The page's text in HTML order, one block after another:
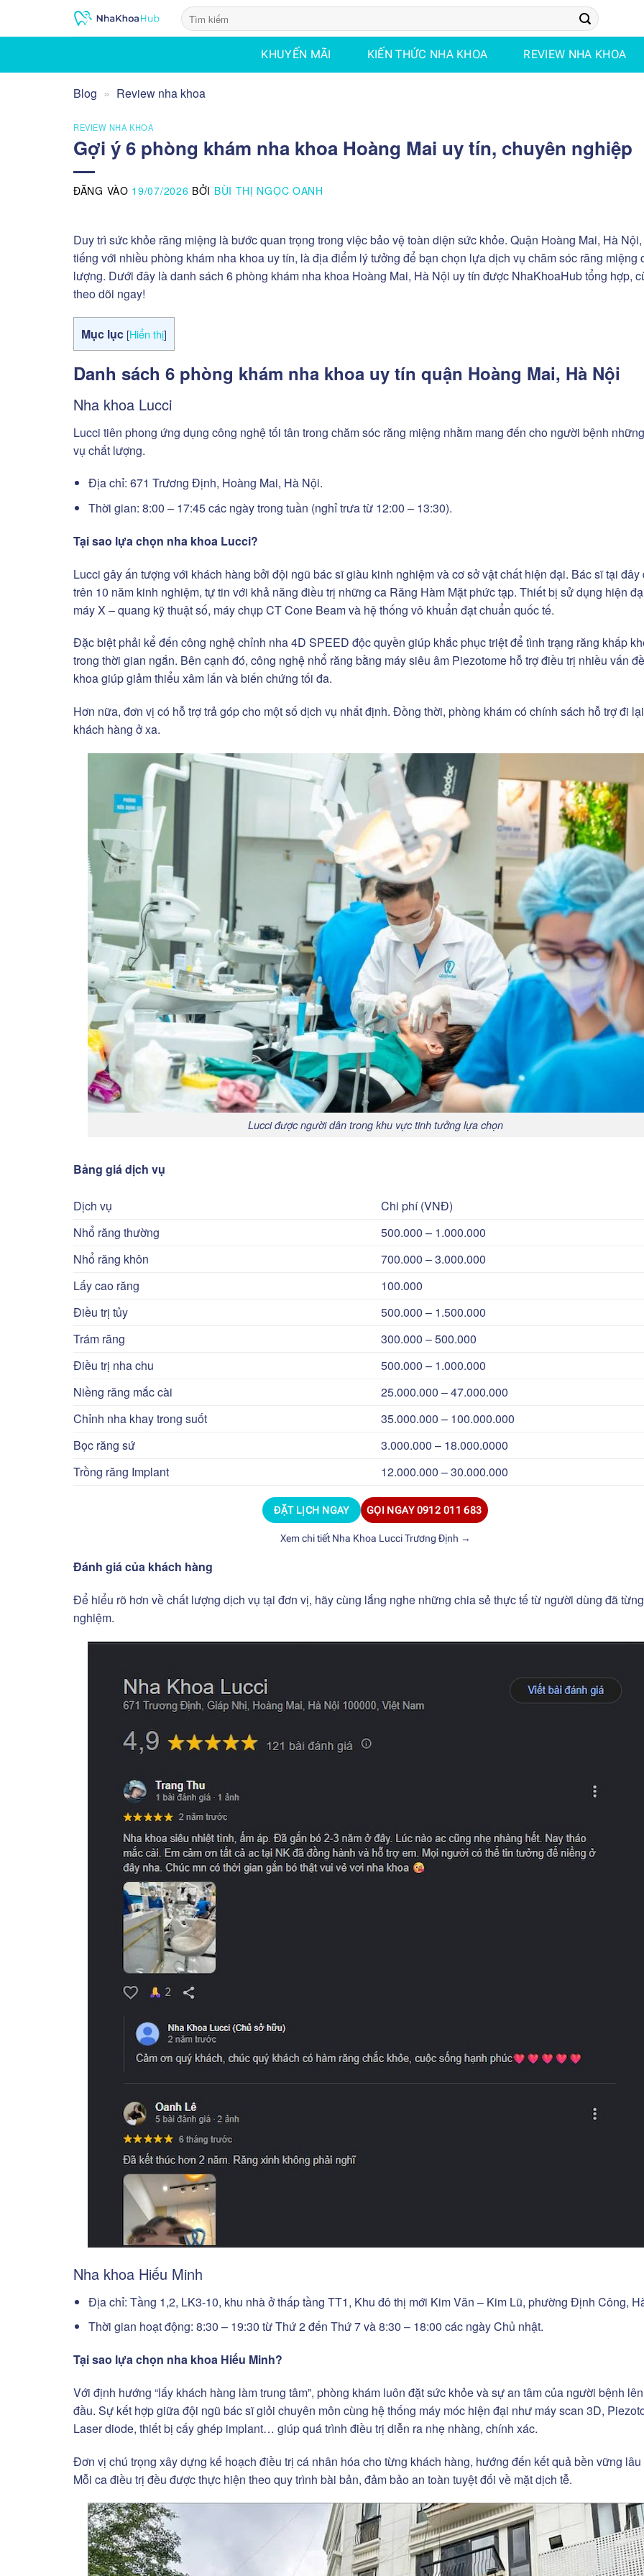
KHUYẾN MÃI KIẾN THỨC NHA KHOA REVIEW NHA KHOA
Blog » Review nha khoa
REVIEW NHA KHOA
Gợi ý 6 phòng khám nha khoa Hoàng Mai uy tín, chuyên nghiệp
ĐĂNG VÀO 19/07/2026 BỞI BÙI THỊ NGỌC OANH
Duy trì sức khỏe răng miệng là bước quan trọng trong việc bảo vệ toàn diện sức khỏe. Quận Hoàng Mai, Hà
tiếng với nhiều phòng khám nha khoa uy tín, là địa điểm lý tưởng để bạn chọn lựa dịch vụ chăm sóc răng miệng
lượng. Dưới đây là danh sách 6 phòng khám nha khoa Hoàng Mai, Hà Nội uy tín được NhaKhoaHub tổng hợp,
theo dõi ngay!
Mục lục [Hiển thị]
Danh sách 6 phòng khám nha khoa uy tín quận Hoàng Mai, Hà Nội
Nha khoa Lucci
Lucci tiên phong ứng dụng công nghệ tối tân trong chăm sóc răng miệng nhằm mang đến cho người bệnh
vụ chất lượng.
Địa chỉ: 671 Trương Định, Hoàng Mai, Hà Nội.
Thời gian: 8:00 – 17:45 các ngày trong tuần (nghỉ trưa từ 12:00 – 13:30).
Tại sao lựa chọn nha khoa Lucci?
Lucci gây ấn tượng với khách hàng bởi đội ngũ bác sĩ giàu kinh nghiệm và cơ sở vật chất hiện đại. Bác sĩ tại đây
trên 10 năm kinh nghiệm, tự tin với khả năng điều trị những ca Răng Hàm Mặt phức tạp. Thiết bị sử dụng hiện
máy X – quang kỹ thuật số, máy chụp CT Cone Beam và hệ thống vô khuẩn đạt chuẩn quốc tế.
Đặc biệt phải kể đến công nghệ chỉnh nha 4D SPEED độc quyền giúp khắc phục triệt để tình trạng răng khấp
trong thời gian ngắn. Bên cạnh đó, công nghệ nhổ răng bằng máy siêu âm Piezotome hỗ trợ điều trị nhiều vấn
khoa giúp giảm thiểu xâm lấn và biến chứng tối đa.
Hơn nữa, đơn vị có hỗ trợ trả góp cho một số dịch vụ nhất định. Đồng thời, phòng khám có chính sách hỗ trợ đi
khách hàng ở xa.
Lucci được người dân trong khu vực tinh tưởng lựa chọn
Bảng giá dịch vụ
Dịch vụ
Chi phí (VNĐ)
Nhổ răng thường
500.000 – 1.000.000
Nhổ răng khôn
700.000 – 3.000.000
Lấy cao răng
100.000
Điều trị tủy
500.000 – 1.500.000
Trám răng
300.000 – 500.000
Điều trị nha chu
500.000 – 1.000.000
Niềng răng mắc cài
25.000.000 – 47.000.000
Chỉnh nha khay trong suốt
35.000.000 – 100.000.000
Bọc răng sứ
3.000.000 – 18.000.0000
Trồng răng Implant
12.000.000 – 30.000.000
ĐẶT LỊCH NGAY GỌI NGAY0912 011 683
Xem chi tiết Nha Khoa Lucci Trương Định →
Đánh giá của khách hàng
Để hiểu rõ hơn về chất lượng dịch vụ tại đơn vị, hãy cùng lắng nghe những chia sẻ thực tế từ người dùng đã
nghiệm.
Nha khoa Hiếu Minh
Địa chỉ: Tầng 1,2, LK3-10, khu nhà ở thấp tầng TT1, Khu đô thị mới Kim Văn – Kim Lũ, phường Định Công,
Thời gian hoạt động: 8:30 – 19:30 từ Thứ 2 đến Thứ 7 và 8:30 – 18:00 các ngày Chủ nhật.
Tại sao lựa chọn nha khoa Hiếu Minh?
Với định hướng “lấy khách hàng làm trung tâm”, phòng khám luôn đặt sức khỏe và sự an tâm của người bệnh
đầu. Sự kết hợp giữa đội ngũ bác sĩ giỏi chuyên môn cùng hệ thống máy móc hiện đại như máy scan 3D,
Laser diode, thiết bị cấy ghép implant… giúp quá trình điều trị diễn ra nhẹ nhàng, chính xác.
Đơn vị chú trọng xây dựng kế hoạch điều trị cá nhân hóa cho từng khách hàng, hướng đến kết quả bền vững
Mỗi ca điều trị đều được thực hiện theo quy trình bài bản, đảm bảo an toàn tuyệt đối về mặt dịch tễ.